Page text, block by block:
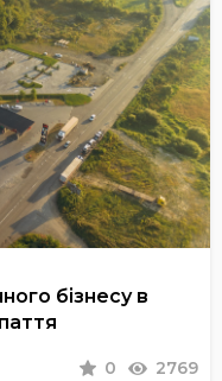
бізнесу в
0 2769